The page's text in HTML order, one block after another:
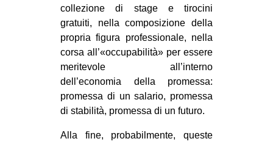
collezione di stage e tirocini
gratuiti, nella composizione della
propria figura professionale, nella
corsa all’«occupabilità» per essere
meritevole all’interno
dell’economia della promessa:
promessa di un salario, promessa
di stabilità, promessa di un futuro.
Alla fine, probabilmente, queste